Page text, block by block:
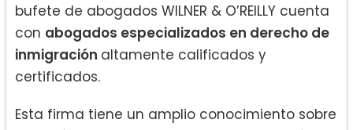
bufete de abogados WILNER & O’REILLY cuenta
con abogados especializados en derecho de
inmigración altamente calificados y
certificados.
Esta firma tiene un amplio conocimiento sobre